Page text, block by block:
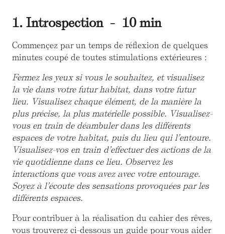
1. Introspection - 10 min
Commençez par un temps de réflexion de quelques
minutes coupé de toutes stimulations extérieures :
Fermez les yeux si vous le souhaitez, et visualisez
la vie dans votre futur habitat, dans votre futur
lieu. Visualisez chaque élément, de la manière la
plus précise, la plus matérielle possible. Visualisez-
vous en train de déambuler dans les différents
espaces de votre habitat, puis du lieu qui l’entoure.
Visualisez-vos en train d’effectuer des actions de la
vie quotidienne dans ce lieu. Observez les
interactions que vous avez avec votre entourage.
Soyez à l’écoute des sensations provoquées par les
différents espaces.
Pour contribuer à la réalisation du cahier des rêves,
vous trouverez ci-dessous un guide pour vous aider